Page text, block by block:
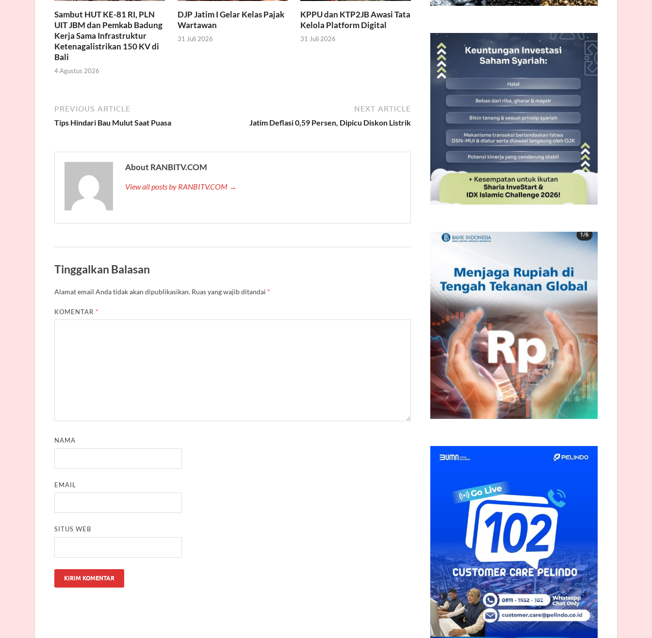
Sambut HUT KE-81 RI, PLN
UIT JBM dan Pemkab Badung
Kerja Sama Infrastruktur
Ketenagalistrikan 150 KV di
Bali
4 Agustus 2026
DJP Jatim I Gelar Kelas Pajak
Wartawan
31 Juli 2026
KPPU dan KTP2JB Awasi Tata
Kelola Platform Digital
31 Juli 2026
PREVIOUS ARTICLE
Tips Hindari Bau Mulut Saat Puasa
NEXT ARTICLE
Jatim Deflasi 0,59 Persen, Dipicu Diskon Listrik
About RANBITV.COM
View all posts by RANBITV.COM →
Tinggalkan Balasan
Alamat email Anda tidak akan dipublikasikan. Ruas yang wajib ditandai *
KOMENTAR *
NAMA
EMAIL
SITUS WEB